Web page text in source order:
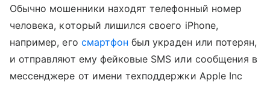
Обычно мошенники находят телефонный номер
человека, который лишился своего iPhone,
например, его смартфон был украден или потерян,
и отправляют ему фейковые SMS или сообщения в
мессенджере от имени техподдержки Apple Inc